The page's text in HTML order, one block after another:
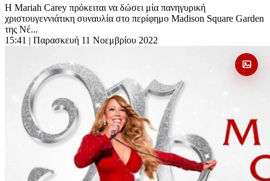
Η Mariah Carey πρόκειται να δώσει μία πανηγυρική
χριστουγεννιάτικη συναυλία στο περίφημο Madison Square Garden
της Νέ...
15:41 | Παρασκευή 11 Νοεμβρίου 2022